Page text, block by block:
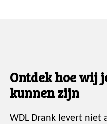
Ontdek hoe wij
kunnen zijn
WDL Drank levert niet